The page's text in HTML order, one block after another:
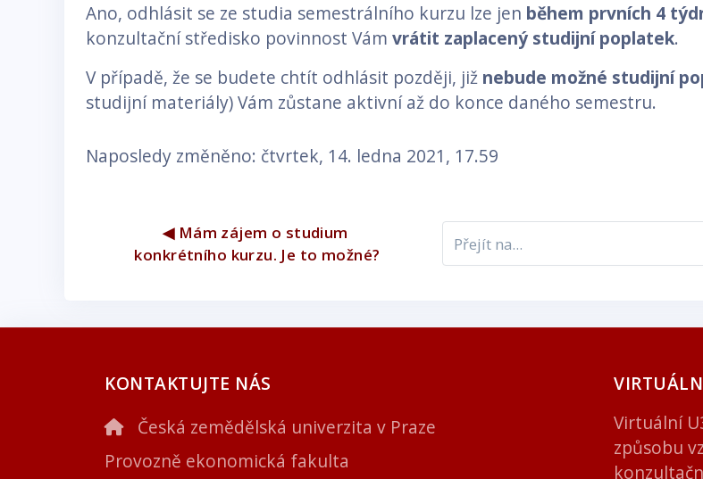
Ano, odhlásit se ze studia semestrálního kurzu lze jen během prvních 4
konzultační středisko povinnost Vám vrátit zaplacený studijní poplatek.
V případě, že se budete chtít odhlásit později, již nebude možné studijní
studijní materiály) Vám zůstane aktivní až do konce daného semestru.
Naposledy změněno: čtvrtek, 14. ledna 2021, 17.59
◀︎ Mám zájem o studium
konkrétního kurzu. Je to možné?
Přejít na...
KONTAKTUJTE NÁS
Česká zemědělská univerzita v Praze
Provozně ekonomická fakulta
Virtuální
způsobu